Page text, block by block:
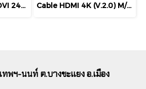
UGREEN HDMI to DVI 24+1 CABLE 1.5M รุ่น 11150 1.5M , รุ่น 10137 5M SUPPORT RESOLUTION UP TO 1080P สายแปลง HDMI to DVI 24+1 Cable HDMI 4K (V.2.0) M/M (10M) TOP TECH สายถัก สายส่งสัญญาณ HDMI V2.0 Support 4K
พฯ-นนท์ ต.บางขะแยง อ.เมือง